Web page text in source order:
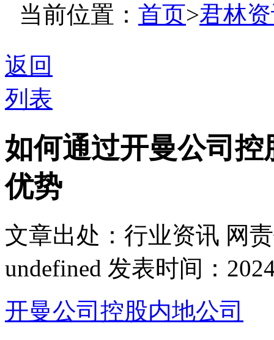
当前位置： 首页>君林
返回
列表
如何通过开曼公司
优势
文章出处：行业资讯 网
undefined 发表时间：
开曼公司控股内地公司